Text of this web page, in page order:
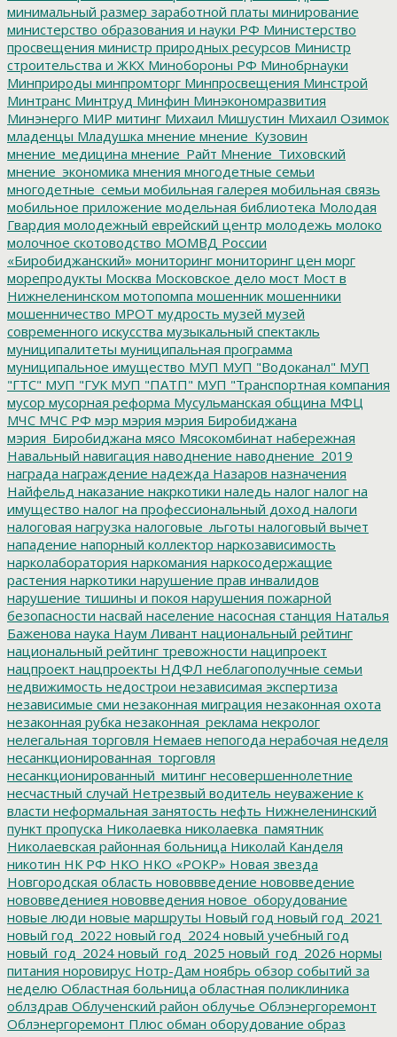
минимальный размер заработной платы минирование
министерство образования и науки РФ Министерство
просвещения министр природных ресурсов Министр
строительства и ЖКХ Минобороны РФ Минобрнауки
Минприроды минпромторг Минпросвещения Минстрой
Минтранс Минтруд Минфин Минэкономразвития
Минэнерго МИР митинг Михаил Мишустин Михаил Озимок
младенцы Младушка мнение мнение_Кузовин
мнение_медицина мнение_Райт Мнение_Тиховский
мнение_экономика мнения многодетные семьи
многодетные_семьи мобильная галерея мобильная связь
мобильное приложение модельная библиотека Молодая
Гвардия молодежный еврейский центр молодежь молоко
молочное скотоводство МОМВД России
«Биробиджанский» мониторинг мониторинг цен морг
морепродукты Москва Московское дело мост Мост в
Нижнеленинском мотопомпа мошенник мошенники
мошенничество МРОТ мудрость музей музей
современного искусства музыкальный спектакль
муниципалитеты муниципальная программа
муниципальное имущество МУП МУП "Водоканал" МУП
"ГТС" МУП "ГУК МУП "ПАТП" МУП "Транспортная компания
мусор мусорная реформа Мусульманская община МФЦ
МЧС МЧС РФ мэр мэрия мэрия Биробиджана
мэрия_Биробиджана мясо Мясокомбинат набережная
Навальный навигация наводнение наводнение_2019
награда награждение надежда Назаров назначения
Найфельд наказание накркотики наледь налог налог на
имущество налог на профессиональный доход налоги
налоговая нагрузка налоговые_льготы налоговый вычет
нападение напорный коллектор наркозависимость
нарколаборатория наркомания наркосодержащие
растения наркотики нарушение прав инвалидов
нарушение тишины и покоя нарушения пожарной
безопасности насвай население насосная станция Наталья
Баженова наука Наум Ливант национальный рейтинг
национальный рейтинг тревожности наципроект
нацпроект нацпроекты НДФЛ неблагополучные семьи
недвижимость недострои независимая экспертиза
независимые сми незаконная миграция незаконная охота
незаконная рубка незаконная_реклама некролог
нелегальная торговля Немаев непогода нерабочая неделя
несанкционированная_торговля
несанкционированный_митинг несовершеннолетние
несчастный случай Нетрезвый водитель неуважение к
власти неформальная занятость нефть Нижнеленинский
пункт пропуска Николаевка николаевка_памятник
Николаевская районная больница Николай Канделя
никотин НК РФ НКО НКО «РОКР» Новая звезда
Новгородская область нововвведение нововведение
нововведениея нововведения новое_оборудование
новые люди новые маршруты Новый год новый год_2021
новый год_2022 новый год_2024 новый учебный год
новый_год_2024 новый_год_2025 новый_год_2026 нормы
питания норовирус Нотр-Дам ноябрь обзор событий за
неделю Областная больница областная поликлиника
облздрав Облученский район облучье Облэнергоремонт
Облэнергоремонт Плюс обман оборудование образ